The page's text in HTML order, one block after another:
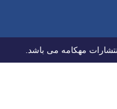
مهکامه می باشد.